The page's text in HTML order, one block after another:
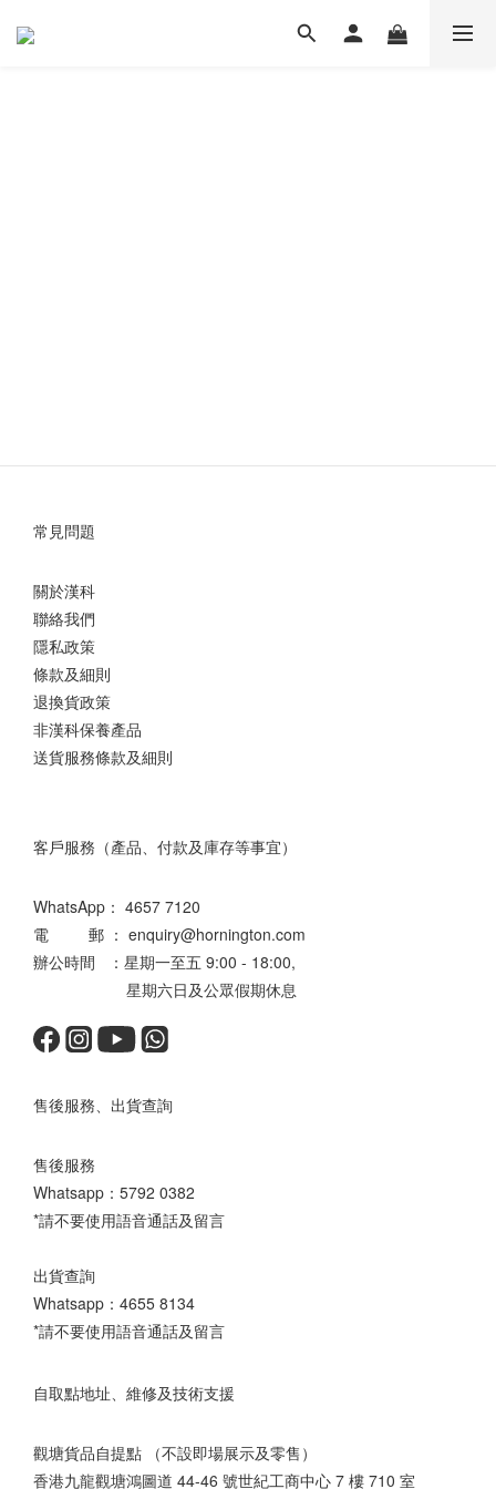
常見問題
關於漢科
聯絡我們
隱私政策
條款及細則
退換貨政策
非漢科保養產品
送貨服務條款及細則
客戶服務（產品、付款及庫存等事宜）
WhatsApp： 4657 7120
電 郵 ： enquiry@hornington.com
辦公時間 ：星期一至五 9:00 - 18:00,
星期六日及公眾假期休息
售後服務、出貨查詢
售後服務
Whatsapp： 5792 0382
*請不要使用語音通話及留言
出貨查詢
Whatsapp： 4655 8134
*請不要使用語音通話及留言
自取點地址、維修及技術支援
觀塘貨品自提點 （不設即場展示及零售）
香港九龍觀塘鴻圖道 44-46 號世紀工商中心 7 樓 710 室